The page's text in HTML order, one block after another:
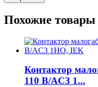
Похожие товары
Контактор
110 В/AC3 1...